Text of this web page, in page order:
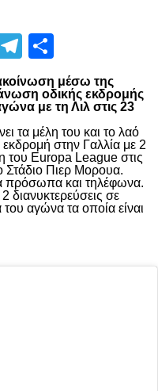
Telegram
μέσω της
οδικής εκδρομής
με τη Λιλ στις 23
μέλη του και το λαό
στην Γαλλία με 2
του Europa League στις
Στάδιο Πιερ Μορουα.
πρόσωπα και τηλέφωνα.
διανυκτερεύσεις σε
του αγώνα τα οποία είναι